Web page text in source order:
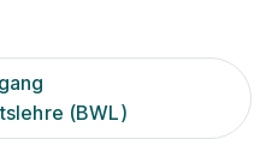
(BWL)